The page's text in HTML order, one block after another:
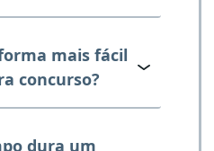
mais fácil
concurso?
dura um